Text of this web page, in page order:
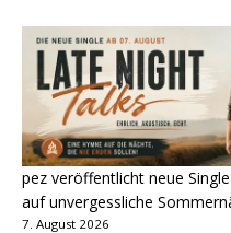
pez veröffentlicht neue
auf unvergessliche
7. August 2026